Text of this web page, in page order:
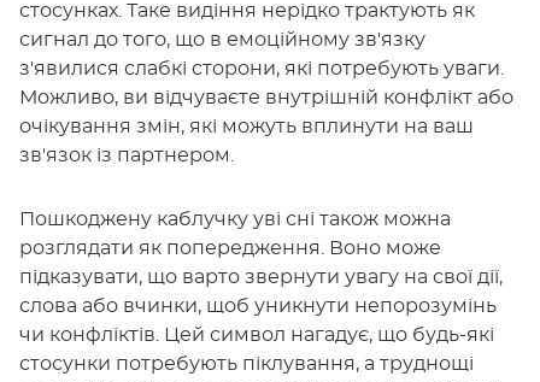
стосунках. Таке видіння нерідко трактують як
сигнал до того, що в емоційному зв'язку
з'явилися слабкі сторони, які потребують уваги.
Можливо, ви відчуваєте внутрішній конфлікт або
очікування змін, які можуть вплинути на ваш
зв'язок із партнером.
Пошкоджену каблучку уві сні також можна
розглядати як попередження. Воно може
підказувати, що варто звернути увагу на свої дії,
слова або вчинки, щоб уникнути непорозумінь
чи конфліктів. Цей символ нагадує, що будь-які
стосунки потребують піклування, а труднощі